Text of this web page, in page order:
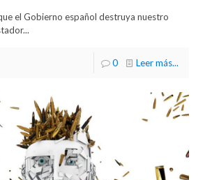
el Gobierno español destruya nuestro
0 Leer más...